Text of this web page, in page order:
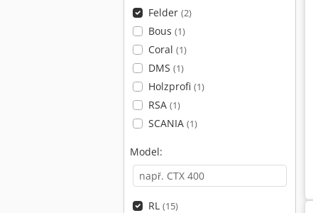
Felder (2)
Bous (1)
Coral (1)
DMS (1)
Holzprofi (1)
RSA (1)
SCANIA (1)
Model:
RL (15)